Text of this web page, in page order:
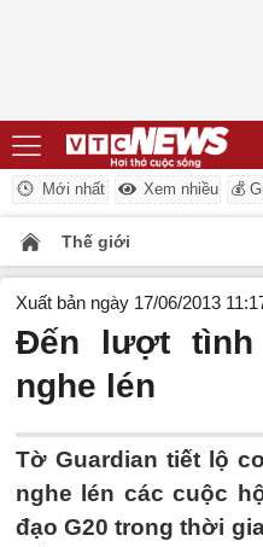
Mới nhất Xem nhiều 💰
Thế giới
Xuất bản ngày 17/06/2013
Đến lượt
nghe lén
Tờ Guardian tiết lộ
nghe lén các cuộc
đạo G20 trong thời